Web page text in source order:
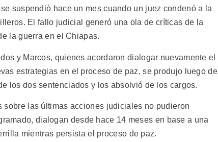
suspendió hace un mes cuando un juez condenó a la
El fallo judicial generó una ola de críticas de la
la guerra en el Chiapas.
y Marcos, quienes acordaron dialogar nuevamente el
estrategias en el proceso de paz, se produjo luego de
los dos sentenciados y los absolvió de los cargos.
las últimas acciones judiciales no pudieron
dialogan desde hace 14 meses en base a una
mientras persista el proceso de paz.